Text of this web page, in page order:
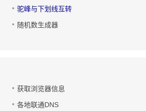
驼峰与下划线互转
随机数生成器
获取浏览器信息
各地联通DNS